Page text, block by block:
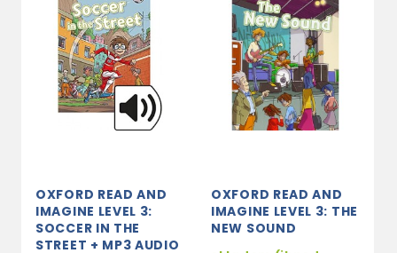
OXFORD READ AND
IMAGINE LEVEL 3:
SOCCER IN THE
STREET + MP3 AUDIO
OXFORD READ AND
IMAGINE LEVEL 3: THE
NEW SOUND